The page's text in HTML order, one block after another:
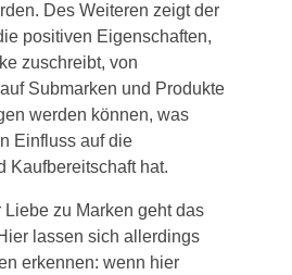
Des Weiteren zeigt der
positiven Eigenschaften,
zuschreibt, von
Submarken und Produkte
werden können, was
Einfluss auf die
Kaufbereitschaft hat.
Liebe zu Marken geht das
lassen sich allerdings
erkennen: wenn hier